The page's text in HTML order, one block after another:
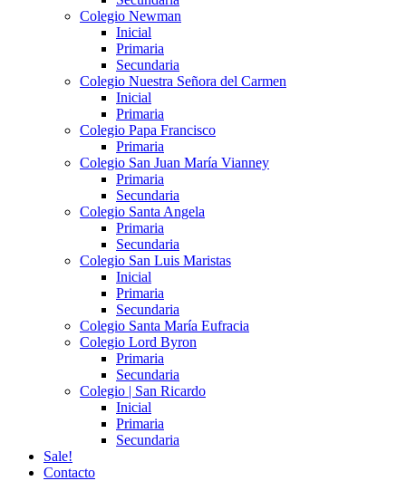
Colegio Newman
Inicial
Primaria
Secundaria
Colegio Nuestra Señora del Carmen
Inicial
Primaria
Colegio Papa Francisco
Primaria
Colegio San Juan María Vianney
Primaria
Secundaria
Colegio Santa Angela
Primaria
Secundaria
Colegio San Luis Maristas
Inicial
Primaria
Secundaria
Colegio Santa María Eufracia
Colegio Lord Byron
Primaria
Secundaria
Colegio | San Ricardo
Inicial
Primaria
Secundaria
Sale!
Contacto